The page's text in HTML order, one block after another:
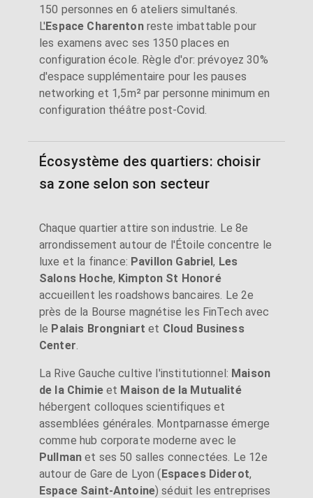
150 personnes en 6 ateliers simultanés.
L'Espace Charentonreste imbattable pour
les examens avec ses 1350 places en
configuration école. Règle d'or: prévoyez 30%
d'espace supplémentaire pour les pauses
networking et 1,5m² par personne minimum en
configuration théâtre post-Covid.
Écosystème des quartiers: choisir
sa zone selon son secteur
Chaque quartier attire son industrie. Le 8e
arrondissement autour de l'Étoile concentre le
luxe et la finance: Pavillon Gabriel, Les
Salons Hoche, Kimpton St Honoré
accueillent les roadshows bancaires. Le 2e
près de la Bourse magnétise les FinTech avec
le Palais Brongniart et Cloud Business
Center
La Rive Gauche cultive l'institutionnel: Maison
de la Chimieet Maison de la Mutualité
hébergent colloques scientifiques et
assemblées générales. Montparnasse émerge
comme hub corporate moderne avec le
Pullman et ses 50 salles connectées. Le 12e
autour de Gare de Lyon (Espaces Diderot,
Espace Saint-Antoine) séduit les entreprises